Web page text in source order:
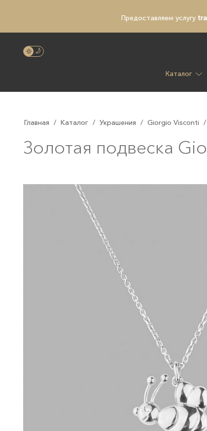
Предоставляем услугу
Каталог
Главная / Каталог / Украшения / Giorgio Visconti /
Золотая подвеска